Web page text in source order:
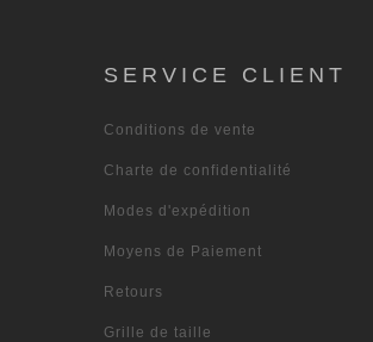
SERVICE CLIENT
Conditions de vente
Charte de confidentialité
Modes d'expédition
Moyens de Paiement
Retours
Grille de taille